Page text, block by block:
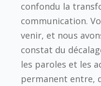
confondu la
communication.
venir, et nous
constat du
les paroles et les
permanent entre,